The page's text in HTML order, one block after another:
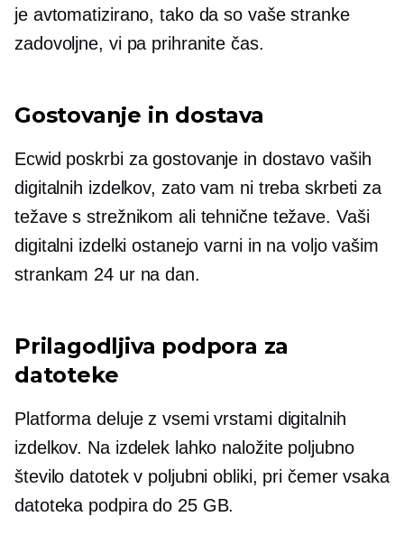
je avtomatizirano, tako da so vaše stranke
zadovoljne, vi pa prihranite čas.
Gostovanje in dostava
Ecwid poskrbi za gostovanje in dostavo vaših
digitalnih izdelkov, zato vam ni treba skrbeti za
težave s strežnikom ali tehnične težave. Vaši
digitalni izdelki ostanejo varni in na voljo vašim
strankam 24 ur na dan.
Prilagodljiva podpora za
datoteke
Platforma deluje z vsemi vrstami digitalnih
izdelkov. Na izdelek lahko naložite poljubno
število datotek v poljubni obliki, pri čemer vsaka
datoteka podpira do 25 GB.